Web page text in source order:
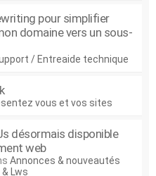
pour simplifier
domaine vers un sous-
/ Entreaide technique
vous et vos sites
désormais disponible
web
Annonces & nouveautés
Lws